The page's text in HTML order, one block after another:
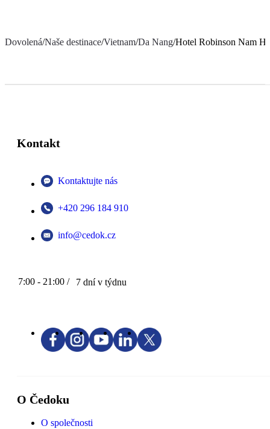
Dovolená/Naše destinace/Vietnam/Da Nang/Hotel Robinson Nam
Kontakt
Kontaktujte nás
+420 296 184 910
info@cedok.cz
7:00 - 21:00 / 7 dní v týdnu
O Čedoku
O společnosti